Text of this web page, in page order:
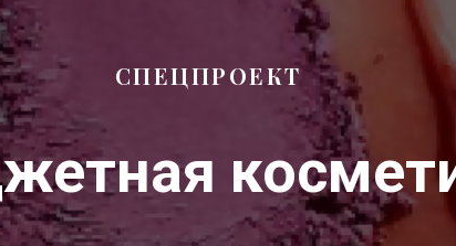
СПЕЦПРОЕКТ